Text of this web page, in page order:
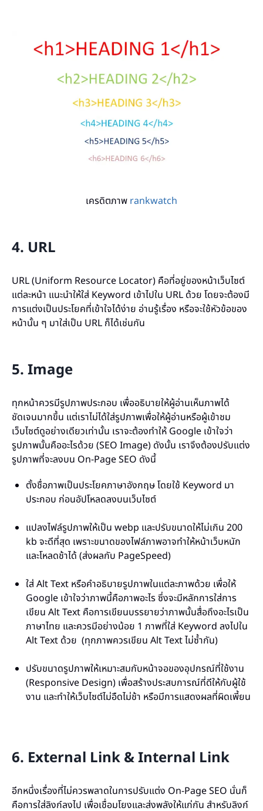
เครดิตภาพ rankwatch
4. URL
URL (Uniform Resource Locator) คือที่อยู่ของหน้าเว็บไซต์
แต่ละหน้า แนะนำให้ใส่ Keyword เข้าไปใน URL ด้วย โดยจะต้องมี
การแต่งเป็นประโยคที่เข้าใจได้ง่าย อ่านรู้เรื่อง หรือจะใช้หัวข้อของ
หน้านั้น ๆ มาใส่เป็น URL ก็ได้เช่นกัน
5. Image
ทุกหน้าควรมีรูปภาพประกอบ เพื่ออธิบายให้ผู้อ่านเห็นภาพได้
ชัดเจนมากขึ้น แต่เราไม่ได้ใส่รูปภาพเพื่อให้ผู้อ่านหรือผู้เข้าชม
เว็บไซต์ดูอย่างเดียวเท่านั้น เราจะต้องทำให้ Google เข้าใจว่า
รูปภาพนั้นคืออะไรด้วย (SEO Image) ดังนั้น เราจึงต้องปรับแต่ง
รูปภาพที่จะลงบน On-Page SEO ดังนี้
ตั้งชื่อภาพเป็นประโยคภาษาอังกฤษ โดยใช้ Keyword มา
ประกอบ ก่อนอัปโหลดลงบนเว็บไซต์
แปลงไฟล์รูปภาพให้เป็น webp และปรับขนาดให้ไม่เกิน 200
kb จะดีที่สุด เพราะขนาดของไฟล์ภาพอาจทำให้หน้าเว็บหนัก
และโหลดช้าได้ (ส่งผลกับ PageSpeed)
ใส่ Alt Text หรือคำอธิบายรูปภาพในแต่ละภาพด้วย เพื่อให้
Google เข้าใจว่าภาพนี้คือภาพอะไร ซึ่งจะมีหลักการใส่การ
เขียน Alt Text คือการเขียนบรรยายว่าภาพนั้นสื่อถึงอะไรเป็น
ภาษาไทย และควรมีอย่างน้อย 1 ภาพที่ใส่ Keyword ลงไปใน
Alt Text ด้วย (ทุกภาพควรเขียน Alt Text ไม่ซ้ำกัน)
ปรับขนาดรูปภาพให้เหมาะสมกับหน้าจอของอุปกรณ์ที่ใช้งาน
(Responsive Design) เพื่อสร้างประสบการณ์ที่ดีให้กับผู้ใช้
งาน และทำให้เว็บไซต์ไม่อืดไม่ช้า หรือมีการแสดงผลที่ผิดเพี้ยน
6. External Link & Internal Link
อีกหนึ่งเรื่องที่ไม่ควรพลาดในการปรับแต่ง On-Page SEO นั่นก็
คือการใส่ลิงก์ลงไป เพื่อเชื่อมโยงและส่งพลังให้แก่กัน สำหรับลิงก์